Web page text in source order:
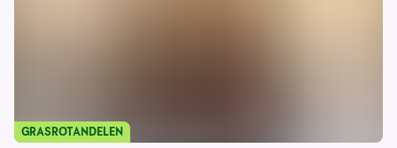
GRASROTANDELEN